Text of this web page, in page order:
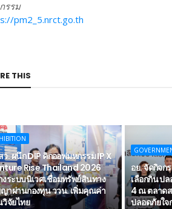
รรม
pm2_5.nrct.go.th
THIS
ว. ผนึก DIP คิกออฟมหกรรม IP X
Rise Thailand 2026
งระบบนิเวศเชื่อมทรัพย์สินทาง
าผ่านกองทุน ววน. เพิ่มคุณค่า
วิจัยไทย
อย. จัดกิจก
เลือกกิน ป
4 ณ ตลาด
ปลอดภัยใจ